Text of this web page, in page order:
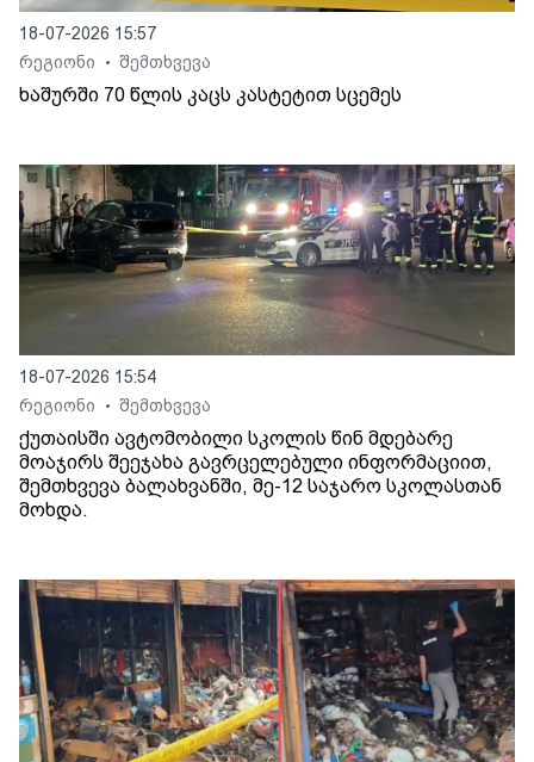
18-07-2026 15:57
რეგიონი
• შემთხვევა
ხაშურში 70 წლის კაცს კასტეტით სცემეს
18-07-2026 15:54
რეგიონი
• შემთხვევა
ქუთაისში ავტომობილი სკოლის წინ მდებარე
მოაჯირს შეეჯახა გავრცელებული ინფორმაციით,
შემთხვევა ბალახვანში, მე-12 საჯარო სკოლასთან
მოხდა.